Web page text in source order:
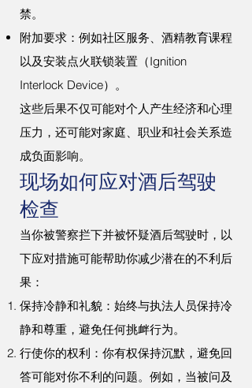
禁。
附加要求：例如社区服务、酒精教育课程
以及安装点火联锁装置（Ignition
Interlock Device）。
这些后果不仅可能对个人产生经济和心理
压力，还可能对家庭、职业和社会关系造
成负面影响。
现场如何应对酒后驾驶
检查
当你被警察拦下并被怀疑酒后驾驶时，以
下应对措施可能帮助你减少潜在的不利后
果：
保持冷静和礼貌：始终与执法人员保持冷
静和尊重，避免任何挑衅行为。
行使你的权利：你有权保持沉默，避免回
答可能对你不利的问题。例如，当被问及